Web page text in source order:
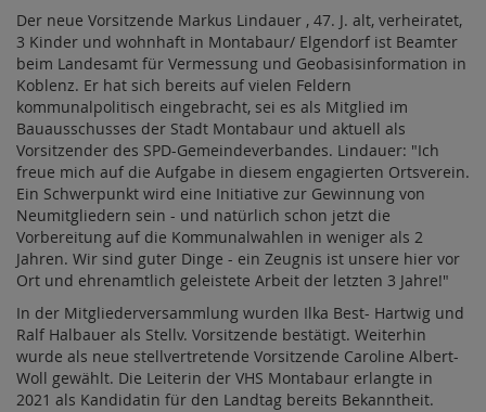
Der neue Vorsitzende Markus Lindauer , 47. J. alt, verheiratet,
3 Kinder und wohnhaft in Montabaur/ Elgendorf ist Beamter
beim Landesamt für Vermessung und Geobasisinformation in
Koblenz. Er hat sich bereits auf vielen Feldern
kommunalpolitisch eingebracht, sei es als Mitglied im
Bauausschusses der Stadt Montabaur und aktuell als
Vorsitzender des SPD-Gemeindeverbandes. Lindauer: "Ich
freue mich auf die Aufgabe in diesem engagierten Ortsverein.
Ein Schwerpunkt wird eine Initiative zur Gewinnung von
Neumitgliedern sein - und natürlich schon jetzt die
Vorbereitung auf die Kommunalwahlen in weniger als 2
Jahren. Wir sind guter Dinge - ein Zeugnis ist unsere hier vor
Ort und ehrenamtlich geleistete Arbeit der letzten 3 Jahre!"
In der Mitgliederversammlung wurden Ilka Best- Hartwig und
Ralf Halbauer als Stellv. Vorsitzende bestätigt. Weiterhin
wurde als neue stellvertretende Vorsitzende Caroline Albert-
Woll gewählt. Die Leiterin der VHS Montabaur erlangte in
2021 als Kandidatin für den Landtag bereits Bekanntheit.